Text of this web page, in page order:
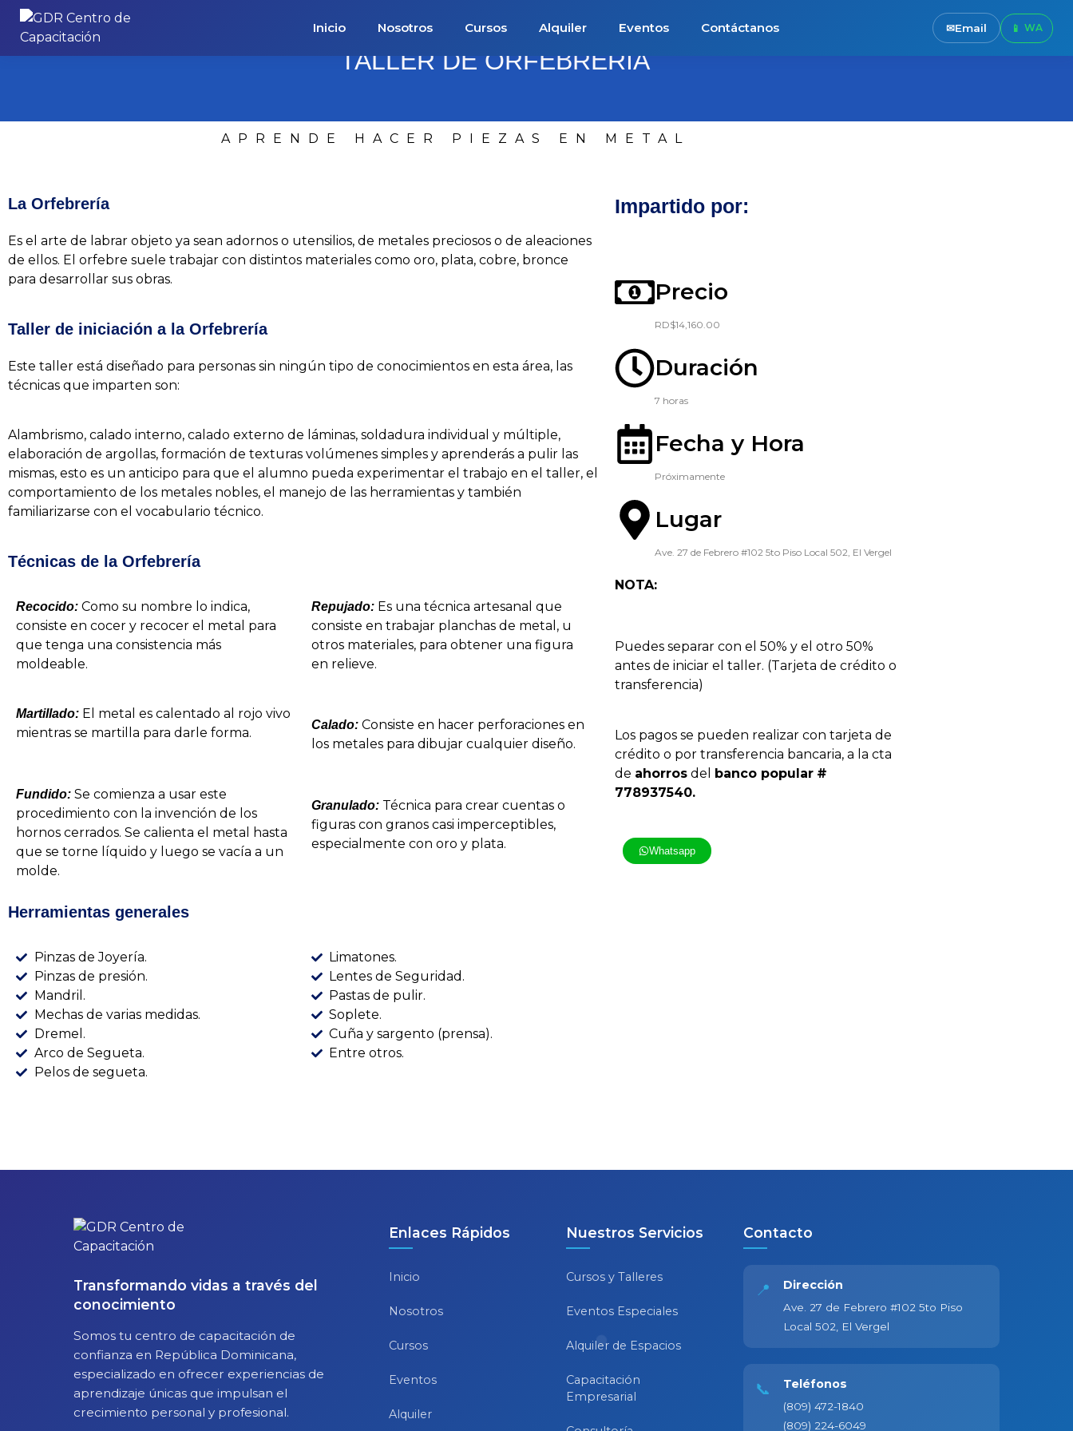
Inicio Nosotros Cursos Alquiler Eventos Contáctanos Email
TALLER DE ORFEBRERÍA
APRENDE HACER PIEZAS EN METAL
La Orfebrería
Es el arte de labrar objeto ya sean adornos o utensilios, de metales preciosos o de aleaciones
de ellos. El orfebre suele trabajar con distintos materiales como oro, plata, cobre, bronce
para desarrollar sus obras.
Taller de iniciación a la Orfebrería
Este taller está diseñado para personas sin ningún tipo de conocimientos en esta área, las
técnicas que imparten son:
Alambrismo, calado interno, calado externo de láminas, soldadura individual y múltiple,
elaboración de argollas, formación de texturas volúmenes simples y aprenderás a pulir las
mismas, esto es un anticipo para que el alumno pueda experimentar el trabajo en el taller, el
comportamiento de los metales nobles, el manejo de las herramientas y también
familiarizarse con el vocabulario técnico.
Técnicas de la Orfebrería
Recocido: Como su nombre lo indica,
consiste en cocer y recocer el metal para
que tenga una consistencia más
moldeable.
Martillado: El metal es calentado al rojo vivo
mientras se martilla para darle forma.
Fundido: Se comienza a usar este
procedimiento con la invención de los
hornos cerrados. Se calienta el metal hasta
que se torne líquido y luego se vacía a un
molde.
Repujado:Es una técnica artesanal que
consiste en trabajar planchas de metal, u
otros materiales, para obtener una figura
en relieve.
Calado:Consiste en hacer perforaciones en
los metales para dibujar cualquier diseño.
Granulado:Técnica para crear cuentas o
figuras con granos casi imperceptibles,
especialmente con oro y plata.
Herramientas generales
Pinzas de Joyería.
Pinzas de presión.
Mandril.
Mechas de varias medidas.
Dremel.
Arco de Segueta.
Pelos de segueta.
Limatones.
Lentes de Seguridad.
Pastas de pulir.
Soplete.
Cuña y sargento (prensa).
Entre otros.
Impartido por:
Precio
RD$14,160.00
Duración
7 horas
Fecha y Hora
Próximamente
Lugar
Ave. 27 de Febrero #102 5to Piso Local 502, El Vergel
NOTA:
Puedes separar con el 50% y el otro 50%
antes de iniciar el taller. (Tarjeta de crédito o
transferencia)
Los pagos se pueden realizar con tarjeta de
crédito o por transferencia bancaria, a la cta
de ahorrosdel banco popular #
778937540.
Whatsapp
Transformando vidas a través del
conocimiento
Somos tu centro de capacitación de
confianza en República Dominicana,
especializado en ofrecer experiencias de
aprendizaje únicas que impulsan el
crecimiento personal y profesional.
Enlaces Rápidos
Inicio
Nosotros
Cursos
Eventos
Alquiler
Nuestros Servicios
Cursos y Talleres
Eventos Especiales
Alquiler de Espacios
Capacitación
Empresarial
Contacto
📍 Dirección
Ave. 27 de Febrero #102 5to Piso
Local 502, El Vergel
📞 Teléfonos
(809) 472-1840
(809) 224-6049